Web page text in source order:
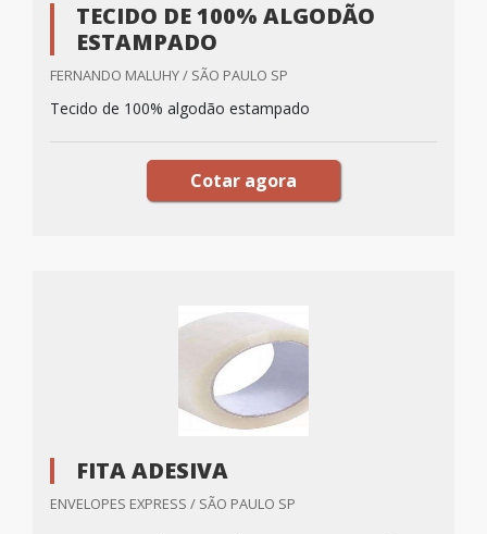
TECIDO DE 100% ALGODÃO
ESTAMPADO
FERNANDO MALUHY / SÃO PAULO SP
Tecido de 100% algodão estampado
Cotar agora
FITA ADESIVA
ENVELOPES EXPRESS / SÃO PAULO SP